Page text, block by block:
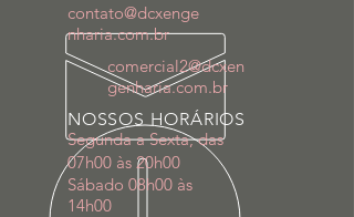
contato@dcxenge
nharia.com.br
comercial2@dcxen
genharia.com.br
NOSSOS HORÁRIOS
Segunda a Sexta, das
07h00 às 20h00
Sábado 08h00 às
14h00